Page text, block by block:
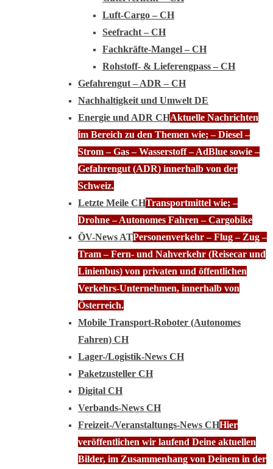
Luft-Cargo – CH
Seefracht – CH
Fachkräfte-Mangel – CH
Rohstoff- & Lieferengpass – CH
Gefahrengut – ADR – CH
Nachhaltigkeit und Umwelt DE
Energie und ADR CHAktuelle Nachrichten
im Bereich zu den Themen wie; – Diesel –
Strom – Gas – Wasserstoff – AdBlue sowie –
Gefahrengut (ADR) innerhalb von der
Schweiz.
Letzte Meile CHTransportmittel wie; –
Drohne – Autonomes Fahren – Cargobike
ÖV-News ATPersonenverkehr – Flug – Zug –
Tram – Fern- und Nahverkehr (Reisecar und
Linienbus) von privaten und öffentlichen
Verkehrs-Unternehmen, innerhalb von
Österreich.
Mobile Transport-Roboter (Autonomes
Fahren) CH
Lager-/Logistik-News CH
Paketzusteller CH
Digital CH
Verbands-News CH
Freizeit-/Veranstaltungs-News CHHier
veröffentlichen wir laufend Deine aktuellen
Bilder, im Zusammenhang von Deinem in der